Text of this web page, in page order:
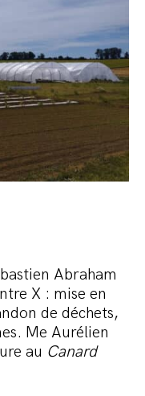
Abraham
X : mise en
de déchets,
Me Aurélien
au Canard